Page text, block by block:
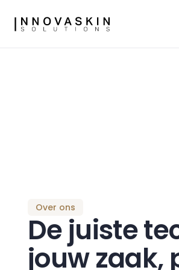
Over ons
De juiste
jouw zaak,